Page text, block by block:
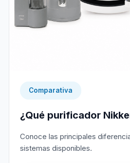
Comparativa
¿Qué purificador
Conoce las principales
sistemas disponibles.